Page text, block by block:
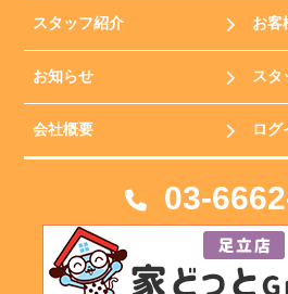
スタッフ紹介 お客
お知らせ スタ
会社概要 ログ
03-